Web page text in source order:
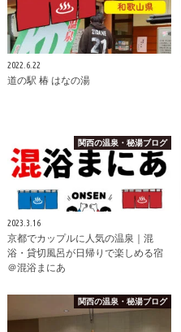
2022.6.22
道の駅 椿 はなの湯
関西の温泉・秘湯ブログ
2023.3.16
京都でカップルに人気の温泉｜混
浴・貸切風呂が日帰りで楽しめる宿
＠混浴まにあ
関西の温泉・秘湯ブログ